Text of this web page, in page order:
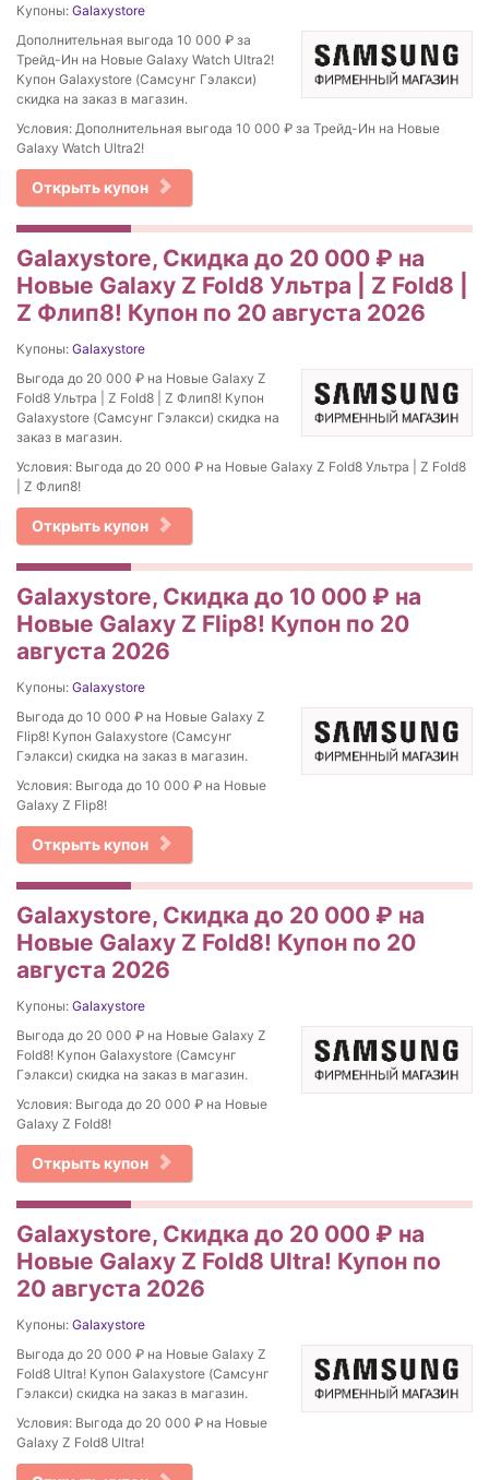
Купоны: Galaxystore
Дополнительная выгода 10 000 ₽ за
Трейд-Ин на Новые Galaxy Watch Ultra2!
Купон Galaxystore (Самсунг Гэлакси)
скидка на заказ в магазин.
Условия: Дополнительная выгода 10 000 ₽ за Трейд-Ин на Новые
Galaxy Watch Ultra2!
Открыть купон
Galaxystore, Скидка до 20 000 ₽ на
Новые Galaxy Z Fold8 Ультра | Z Fold8 |
Z Флип8! Купон по 20 августа 2026
Купоны: Galaxystore
Выгода до 20 000 ₽ на Новые Galaxy Z
Fold8 Ультра | Z Fold8 | Z Флип8! Купон
Galaxystore (Самсунг Гэлакси) скидка на
заказ в магазин.
Условия: Выгода до 20 000 ₽ на Новые Galaxy Z Fold8 Ультра | Z Fold8
| Z Флип8!
Открыть купон
Galaxystore, Скидка до 10 000 ₽ на
Новые Galaxy Z Flip8! Купон по 20
августа 2026
Купоны: Galaxystore
Выгода до 10 000 ₽ на Новые Galaxy Z
Flip8! Купон Galaxystore (Самсунг
Гэлакси) скидка на заказ в магазин.
Условия: Выгода до 10 000 ₽ на Новые
Galaxy Z Flip8!
Открыть купон
Galaxystore, Скидка до 20 000 ₽ на
Новые Galaxy Z Fold8! Купон по 20
августа 2026
Купоны: Galaxystore
Выгода до 20 000 ₽ на Новые Galaxy Z
Fold8! Купон Galaxystore (Самсунг
Гэлакси) скидка на заказ в магазин.
Условия: Выгода до 20 000 ₽ на Новые
Galaxy Z Fold8!
Открыть купон
Galaxystore, Скидка до 20 000 ₽ на
Новые Galaxy Z Fold8 Ultra! Купон по
20 августа 2026
Купоны: Galaxystore
Выгода до 20 000 ₽ на Новые Galaxy Z
Fold8 Ultra! Купон Galaxystore (Самсунг
Гэлакси) скидка на заказ в магазин.
Условия: Выгода до 20 000 ₽ на Новые
Galaxy Z Fold8 Ultra!